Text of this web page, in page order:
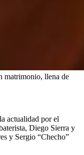
matrimonio, llena de
actualidad por el
Diego Sierra y
y Sergio “Checho”